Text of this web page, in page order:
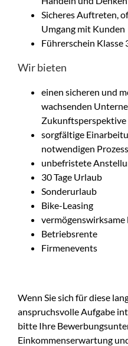
Sicheres Auftreten,
Umgang mit Kunden
Führerschein Klasse
Wir bieten
einen sicheren und
wachsenden
Zukunftsperspektive
sorgfältige
notwendigen
unbefristete
30 Tage Urlaub
Sonderurlaub
Bike-Leasing
vermögenswirksame
Betriebsrente
Firmenevents
Wenn Sie sich für diese
anspruchsvolle Aufgabe
bitte Ihre
Einkommenserwartung